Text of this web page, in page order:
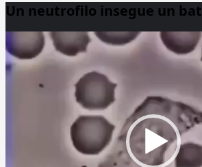
Un neutrofilo insegue un
Player